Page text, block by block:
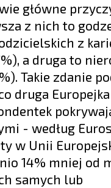
główne
z nich to
z
a druga to
Takie zdanie
druga Europejka
- według
w Unii
14% mniej od
samych lub